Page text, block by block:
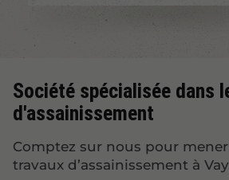
Société spécialisée dans
d'assainissement
Comptez sur nous pour
travaux d’assainissement à